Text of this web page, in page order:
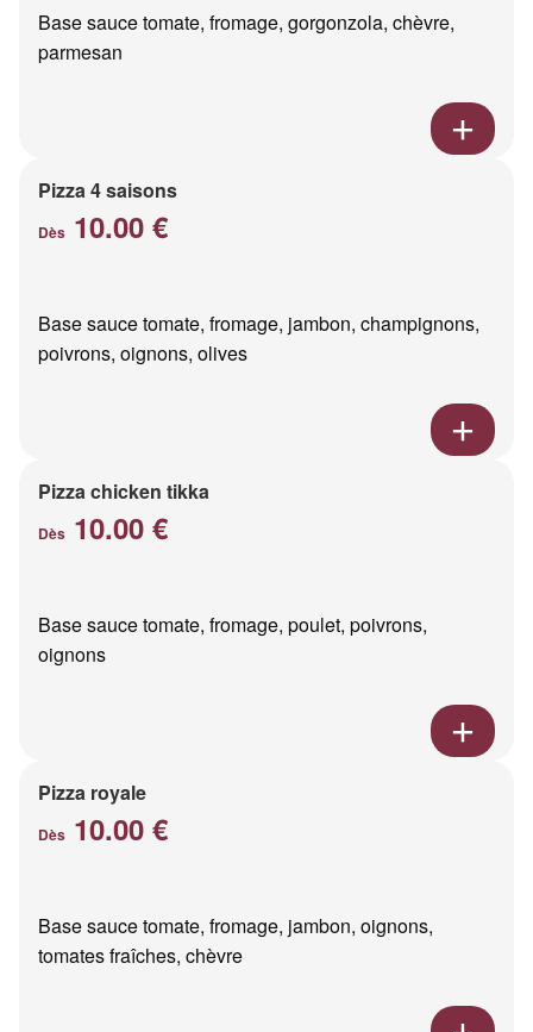
Base sauce tomate, fromage, gorgonzola, chèvre,
parmesan
Pizza 4 saisons
Dès 10.00 €
Base sauce tomate, fromage, jambon, champignons,
poivrons, oignons, olives
Pizza chicken tikka
Dès 10.00 €
Base sauce tomate, fromage, poulet, poivrons,
oignons
Pizza royale
Dès 10.00 €
Base sauce tomate, fromage, jambon, oignons,
tomates fraîches, chèvre